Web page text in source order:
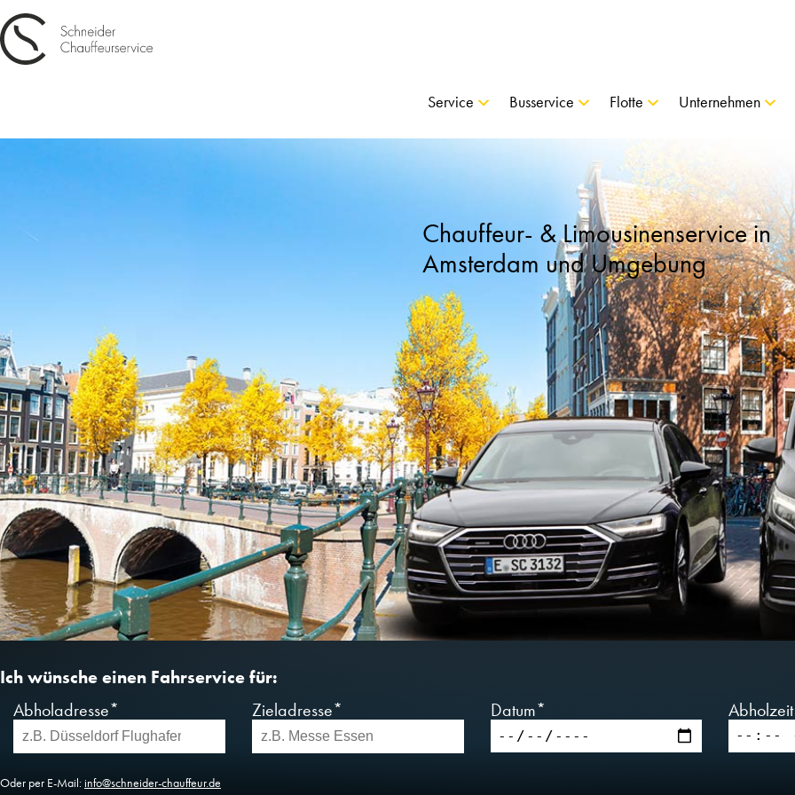
Service Busservice Flotte Unternehmen
Chauffeur- & Limousinenservice in
Amsterdam und Umgebung
Ich wünsche einen Fahrservice für:
Abholadresse*
Zieladresse* Datum*
Oder per E-Mail:info@schneider-chauffeur.de